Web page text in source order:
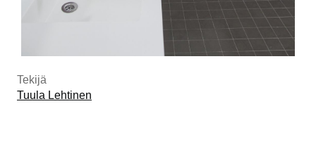
Tekijä
Tuula Lehtinen